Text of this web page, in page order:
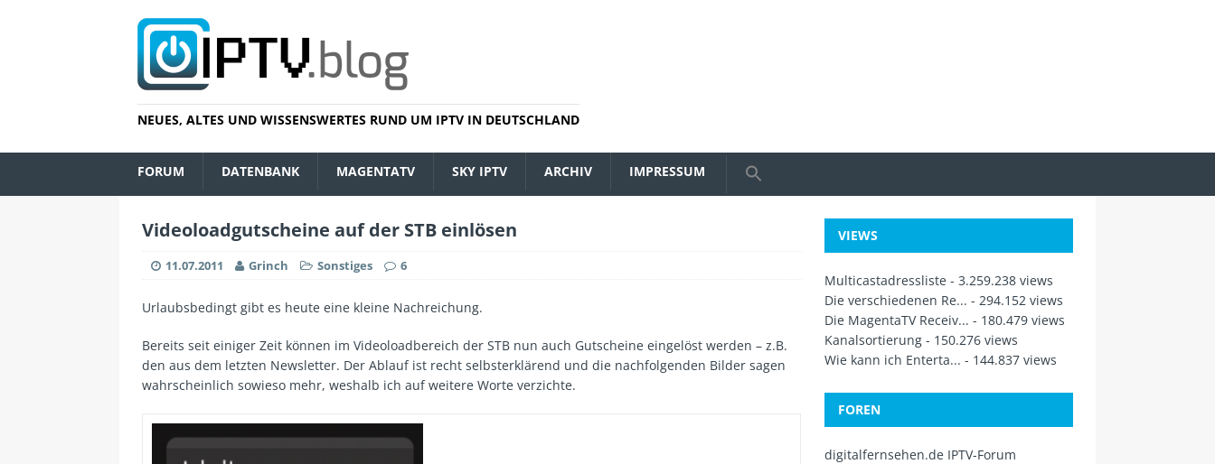
NEUES, ALTES UND WISSENSWERTES RUND UM IPTV IN DEUTSCHLAND
FORUM DATENBANK MAGENTATV SKY IPTV ARCHIV IMPRESSUM
Videoloadgutscheine auf der STB einlösen
11.07.2011 Grinch Sonstiges 6
Urlaubsbedingt gibt es heute eine kleine Nachreichung.
Bereits seit einiger Zeit können im Videoloadbereich der STB nun auch Gutscheine eingelöst werden – z.B.
den aus dem letzten Newsletter. Der Ablauf ist recht selbsterklärend und die nachfolgenden Bilder sagen
wahrscheinlich sowieso mehr, weshalb ich auf weitere Worte verzichte.
VIEWS
Multicastadressliste - 3.259.238 views
Die verschiedenen Re... - 294.152 views
Die MagentaTV Receiv... - 180.479 views
Kanalsortierung - 150.276 views
Wie kann ich Enterta... - 144.837 views
FOREN
digitalfernsehen.de IPTV-Forum